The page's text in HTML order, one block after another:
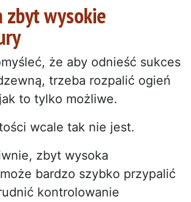
zbyt wysokie
że aby odnieść sukces
trzeba rozpalić ogień
to tylko możliwe.
wcale tak nie jest.
zbyt wysoka
bardzo szybko przypalić
kontrolowanie